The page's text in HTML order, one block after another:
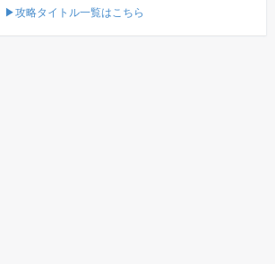
▶攻略タイトル一覧はこちら